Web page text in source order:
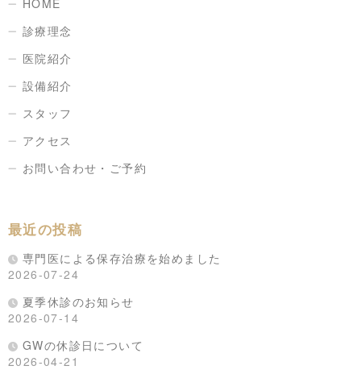
HOME
診療理念
医院紹介
設備紹介
スタッフ
アクセス
お問い合わせ・ご予約
最近の投稿
専門医による保存治療を始めました
2026-07-24
夏季休診のお知らせ
2026-07-14
GWの休診日について
2026-04-21